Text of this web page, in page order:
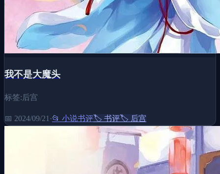
我不是大魔头
标签:后宫
📅 2024/09/21 ·📂 小说书评🏷️ 书评🏷️ 后宫